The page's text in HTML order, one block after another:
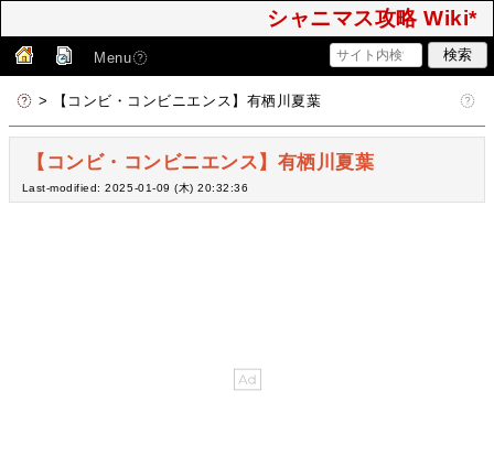
シャニマス攻略 Wiki*
Menu
> 【コンビ・コンビニエンス】有栖川夏葉
【コンビ・コンビニエンス】有栖川夏葉
Last-modified: 2025-01-09 (木) 20:32:36